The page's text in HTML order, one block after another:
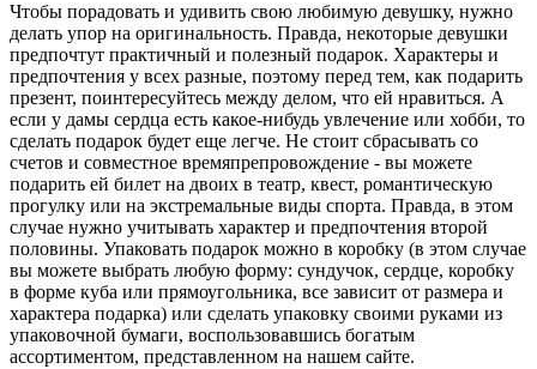
Чтобы порадовать и удивить свою любимую девушку, нужно
делать упор на оригинальность. Правда, некоторые девушки
предпочтут практичный и полезный подарок. Характеры и
предпочтения у всех разные, поэтому перед тем, как подарить
презент, поинтересуйтесь между делом, что ей нравиться. А
если у дамы сердца есть какое-нибудь увлечение или хобби, то
сделать подарок будет еще легче. Не стоит сбрасывать со
счетов и совместное времяпрепровождение - вы можете
подарить ей билет на двоих в театр, квест, романтическую
прогулку или на экстремальные виды спорта. Правда, в этом
случае нужно учитывать характер и предпочтения второй
половины. Упаковать подарок можно в коробку (в этом случае
вы можете выбрать любую форму: сундучок, сердце, коробку
в форме куба или прямоугольника, все зависит от размера и
характера подарка) или сделать упаковку своими руками из
упаковочной бумаги, воспользовавшись богатым
ассортиментом, представленном на нашем сайте.